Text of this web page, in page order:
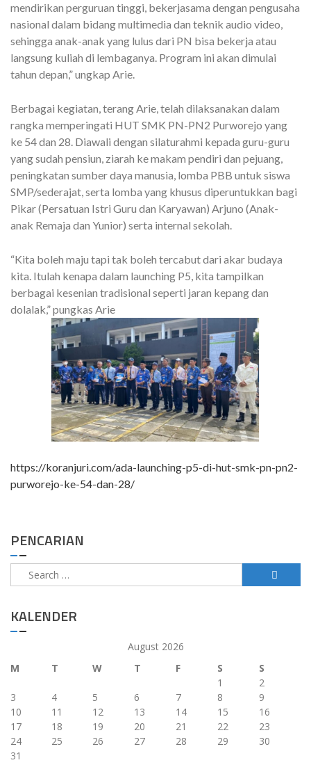
mendirikan perguruan tinggi, bekerjasama dengan pengusaha
nasional dalam bidang multimedia dan teknik audio video,
sehingga anak-anak yang lulus dari PN bisa bekerja atau
langsung kuliah di lembaganya. Program ini akan dimulai
tahun depan,” ungkap Arie.
Berbagai kegiatan, terang Arie, telah dilaksanakan dalam
rangka memperingati HUT SMK PN-PN2 Purworejo yang
ke 54 dan 28. Diawali dengan silaturahmi kepada guru-guru
yang sudah pensiun, ziarah ke makam pendiri dan pejuang,
peningkatan sumber daya manusia, lomba PBB untuk siswa
SMP/sederajat, serta lomba yang khusus diperuntukkan bagi
Pikar (Persatuan Istri Guru dan Karyawan) Arjuno (Anak-
anak Remaja dan Yunior) serta internal sekolah.
“Kita boleh maju tapi tak boleh tercabut dari akar budaya
kita. Itulah kenapa dalam launching P5, kita tampilkan
berbagai kesenian tradisional seperti jaran kepang dan
dolalak,” pungkas Arie
https://koranjuri.com/ada-launching-p5-di-hut-smk-pn-pn2-
purworejo-ke-54-dan-28/
PENCARIAN
Search
for:
KALENDER
August 2026
M
T W T F S
S
1
2
3
4 5 6 7 8
9
10
11 12 13 14 15
16
17
18 19 20 21 22
23
24
25 26 27 28 29
30
31